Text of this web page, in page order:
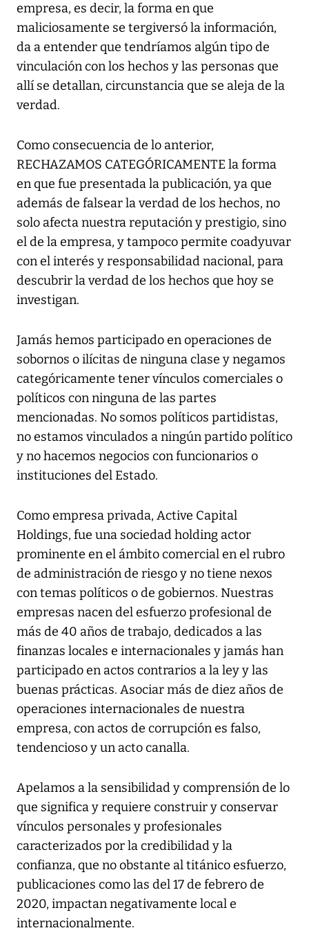
empresa, es decir, la forma en que
maliciosamente se tergiversó la información,
da a entender que tendríamos algún tipo de
vinculación con los hechos y las personas que
allí se detallan, circunstancia que se aleja de la
verdad.
Como consecuencia de lo anterior,
RECHAZAMOS CATEGÓRICAMENTE la forma
en que fue presentada la publicación, ya que
además de falsear la verdad de los hechos, no
solo afecta nuestra reputación y prestigio, sino
el de la empresa, y tampoco permite coadyuvar
con el interés y responsabilidad nacional, para
descubrir la verdad de los hechos que hoy se
investigan.
Jamás hemos participado en operaciones de
sobornos o ilícitas de ninguna clase y negamos
categóricamente tener vínculos comerciales o
políticos con ninguna de las partes
mencionadas. No somos políticos partidistas,
no estamos vinculados a ningún partido político
y no hacemos negocios con funcionarios o
instituciones del Estado.
Como empresa privada, Active Capital
Holdings, fue una sociedad holding actor
prominente en el ámbito comercial en el rubro
de administración de riesgo y no tiene nexos
con temas políticos o de gobiernos. Nuestras
empresas nacen del esfuerzo profesional de
más de 40 años de trabajo, dedicados a las
finanzas locales e internacionales y jamás han
participado en actos contrarios a la ley y las
buenas prácticas. Asociar más de diez años de
operaciones internacionales de nuestra
empresa, con actos de corrupción es falso,
tendencioso y un acto canalla.
Apelamos a la sensibilidad y comprensión de lo
que significa y requiere construir y conservar
vínculos personales y profesionales
caracterizados por la credibilidad y la
confianza, que no obstante al titánico esfuerzo,
publicaciones como las del 17 de febrero de
2020, impactan negativamente local e
internacionalmente.